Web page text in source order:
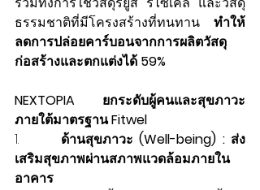
ธรรมชาติที่มีโครงสร้างที่ทนทาน ทำให้
ลดการปล่อยคาร์บอนจากการผลิตวัสดุ
ก่อสร้างและตกแต่งได้ 59%
NEXTOPIA ยกระดับผู้คนและสุขภาวะ
ภายใต้มาตรฐาน Fitwel
1. ด้านสุขภาวะ (Well-being) : ส่ง
เสริมสุขภาพผ่านสภาพแวดล้อมภายใน
อาคาร